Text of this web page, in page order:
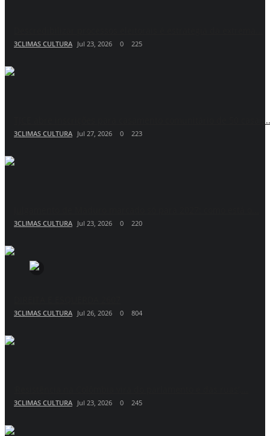
3CLIMAS CULTURA Jul 23, 2026 0 225
TJCE abre inscrições para casamento comunitário de 50
3CLIMAS CULTURA Jul 27, 2026 0 223
3CLIMAS CULTURA Jul 23, 2026 0 220
3CLIMAS CULTURA Jul 26, 2026 0 804
3CLIMAS CULTURA Jul 23, 2026 0 245